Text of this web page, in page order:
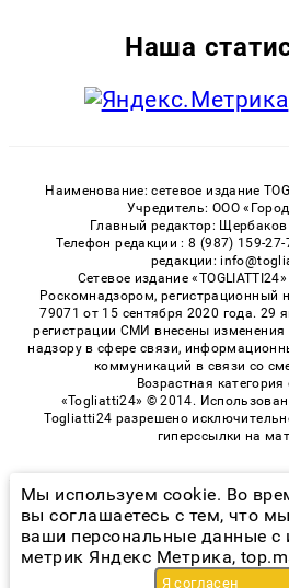
Наша
Наименование: сетевое издание
Учредитель: ООО
Главный редактор: Щербаков
Телефон редакции : 8 (987) 159-
редакции:
Сетевое издание
Роскомнадзором,
79071 от 15 сентября 2020 года. 29
регистрации СМИ внесены
надзору в сфере связи,
коммуникаций в связи со
Возрастная
«Togliatti24» © 2014.
Togliatti24 разрешено
гиперссылки на
© 2026 «Togliatti24» | Все
Возрастная категория
Политика
Мы используем cookie. Во
вы соглашаетесь с тем, что
ваши персональные данные с
метрик Яндекс Метрика,
Я согласен